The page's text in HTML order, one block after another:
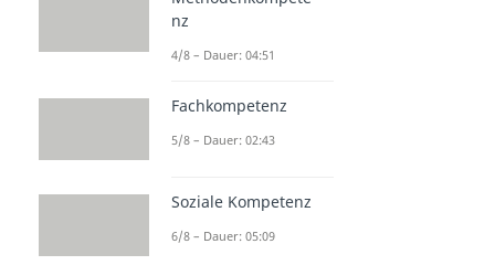
nz
4/8 – Dauer: 04:51
Fachkompetenz
5/8 – Dauer: 02:43
Soziale Kompetenz
6/8 – Dauer: 05:09